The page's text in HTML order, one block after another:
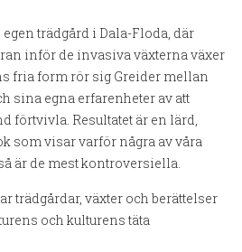
trädgård i Dala-Floda, där
inför de invasiva växterna växer
fria form rör sig Greider mellan
sina egna erfarenheter av att
förtvivla. Resultatet är en lärd,
som visar varför några av våra
är de mest kontroversiella.
trädgårdar, växter och berättelser
och kulturens täta